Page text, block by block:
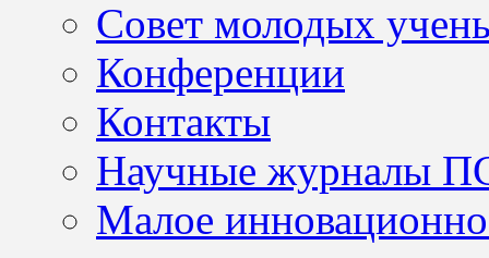
Совет молодых
Конференции
Контакты
Научные журналы
Малое